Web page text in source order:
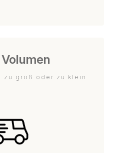
zu groß oder zu klein.